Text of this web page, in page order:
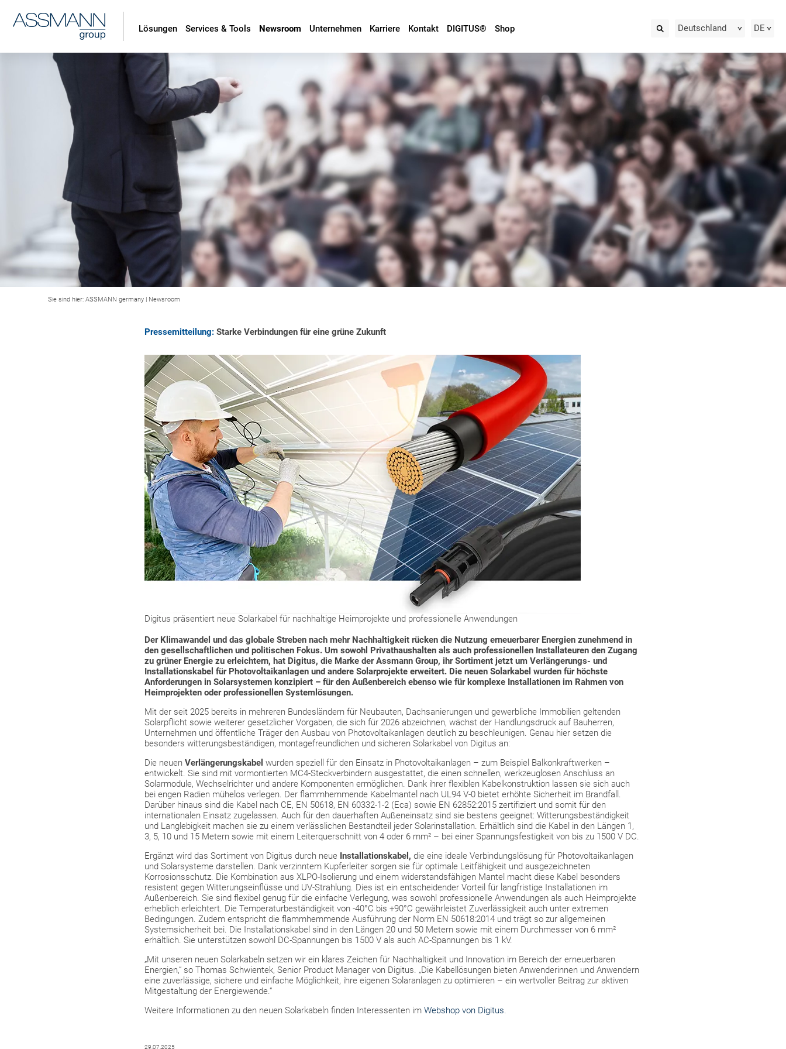
Deutschland DE
Lösungen Services & Tools Newsroom Unternehmen Karriere Kontakt DIGITUS® Shop
Sie sind hier: ASSMANN germany | Newsroom
Pressemitteilung: Starke Verbindungen für eine grüne Zukunft
Digitus präsentiert neue Solarkabel für nachhaltige Heimprojekte und professionelle Anwendungen
Der Klimawandel und das globale Streben nach mehr Nachhaltigkeit rücken die Nutzung erneuerbarer Energien zunehmend in
den gesellschaftlichen und politischen Fokus. Um sowohl Privathaushalten als auch professionellen Installateuren den Zugang
zu grüner Energie zu erleichtern, hat Digitus, die Marke der Assmann Group, ihr Sortiment jetzt um Verlängerungs- und
Installationskabel für Photovoltaikanlagen und andere Solarprojekte erweitert. Die neuen Solarkabel wurden für höchste
Anforderungen in Solarsystemen konzipiert – für den Außenbereich ebenso wie für komplexe Installationen im Rahmen von
Heimprojekten oder professionellen Systemlösungen.
Mit der seit 2025 bereits in mehreren Bundesländern für Neubauten, Dachsanierungen und gewerbliche Immobilien geltenden
Solarpflicht sowie weiterer gesetzlicher Vorgaben, die sich für 2026 abzeichnen, wächst der Handlungsdruck auf Bauherren,
Unternehmen und öffentliche Träger den Ausbau von Photovoltaikanlagen deutlich zu beschleunigen. Genau hier setzen die
besonders witterungsbeständigen, montagefreundlichen und sicheren Solarkabel von Digitus an:
Die neuen Verlängerungskabel wurden speziell für den Einsatz in Photovoltaikanlagen – zum Beispiel Balkonkraftwerken –
entwickelt. Sie sind mit vormontierten MC4-Steckverbindern ausgestattet, die einen schnellen, werkzeuglosen Anschluss an
Solarmodule, Wechselrichter und andere Komponenten ermöglichen. Dank ihrer flexiblen Kabelkonstruktion lassen sie sich auch
bei engen Radien mühelos verlegen. Der flammhemmende Kabelmantel nach UL94 V-0 bietet erhöhte Sicherheit im Brandfall.
Darüber hinaus sind die Kabel nach CE, EN 50618, EN 60332-1-2 (Eca) sowie EN 62852:2015 zertifiziert und somit für den
internationalen Einsatz zugelassen. Auch für den dauerhaften Außeneinsatz sind sie bestens geeignet: Witterungsbeständigkeit
und Langlebigkeit machen sie zu einem verlässlichen Bestandteil jeder Solarinstallation. Erhältlich sind die Kabel in den Längen 1,
3, 5, 10 und 15 Metern sowie mit einem Leiterquerschnitt von 4 oder 6 mm² – bei einer Spannungsfestigkeit von bis zu 1500 V DC.
Ergänzt wird das Sortiment von Digitus durch neue Installationskabel, die eine ideale Verbindungslösung für Photovoltaikanlagen
und Solarsysteme darstellen. Dank verzinntem Kupferleiter sorgen sie für optimale Leitfähigkeit und ausgezeichneten
Korrosionsschutz. Die Kombination aus XLPO-Isolierung und einem widerstandsfähigen Mantel macht diese Kabel besonders
resistent gegen Witterungseinflüsse und UV-Strahlung. Dies ist ein entscheidender Vorteil für langfristige Installationen im
Außenbereich. Sie sind flexibel genug für die einfache Verlegung, was sowohl professionelle Anwendungen als auch Heimprojekte
erheblich erleichtert. Die Temperaturbeständigkeit von -40°C bis +90°C gewährleistet Zuverlässigkeit auch unter extremen
Bedingungen. Zudem entspricht die flammhemmende Ausführung der Norm EN 50618:2014 und trägt so zur allgemeinen
Systemsicherheit bei. Die Installationskabel sind in den Längen 20 und 50 Metern sowie mit einem Durchmesser von 6 mm²
erhältlich. Sie unterstützen sowohl DC-Spannungen bis 1500 V als auch AC-Spannungen bis 1 kV.
„Mit unseren neuen Solarkabeln setzen wir ein klares Zeichen für Nachhaltigkeit und Innovation im Bereich der erneuerbaren
Energien,“ so Thomas Schwientek, Senior Product Manager von Digitus. „Die Kabellösungen bieten Anwenderinnen und Anwendern
eine zuverlässige, sichere und einfache Möglichkeit, ihre eigenen Solaranlagen zu optimieren – ein wertvoller Beitrag zur aktiven
Mitgestaltung der Energiewende.“
Weitere Informationen zu den neuen Solarkabeln finden Interessenten im Webshop von Digitus.
29.07.2025